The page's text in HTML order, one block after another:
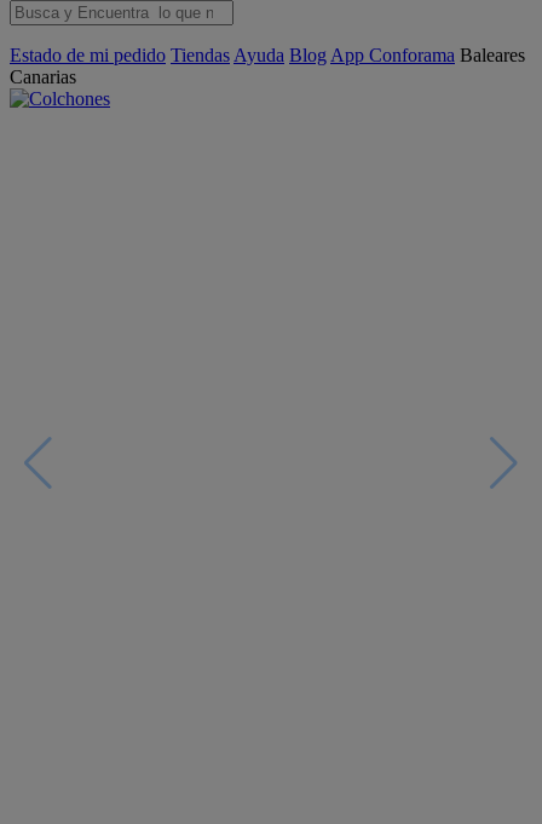
Estado de mi pedido Tiendas Ayuda Blog App Conforama Baleares
Canarias